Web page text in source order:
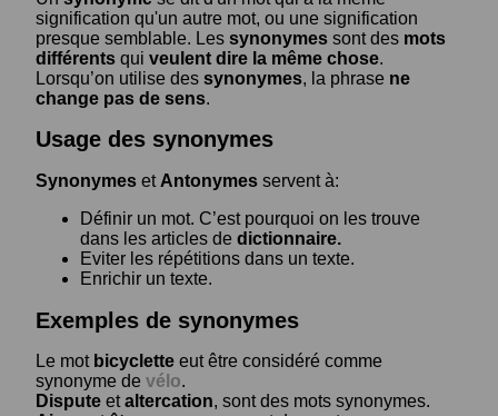
signification qu'un autre mot, ou une signification
presque semblable. Les synonymes sont des mots
différents qui veulent dire la même chose.
Lorsqu’on utilise des synonymes, la phrase ne
change pas de sens.
Usage des synonymes
Synonymes et Antonymes servent à:
Définir un mot. C’est pourquoi on les trouve
dans les articles de dictionnaire.
Eviter les répétitions dans un texte.
Enrichir un texte.
Exemples de synonymes
Le mot bicyclette eut être considéré comme
synonyme de vélo.
Dispute etaltercation, sont des mots synonymes.